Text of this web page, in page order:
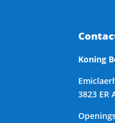
Koning
3823 ER